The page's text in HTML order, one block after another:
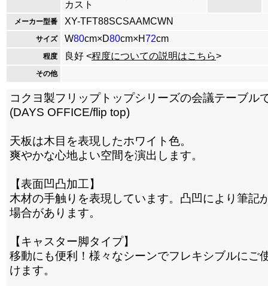
カスト
メーカー型番 XY-TFT88SCSAAMCWN
サイズ W80cm×D80cm×H72cm
程度 良好 <程度についての説明はこちら>
その他
コクヨ製フリップトップシリーズの会議テーブル
(DAYS OFFICE/flip top)
天板は木目を表現したホワイト色。
爽やかな心地よい空間を演出します。
【表面凹凸加工】
木材の手触りを表現しています。凸凹により筆記
場合があります。
【キャスター脚タイプ】
移動にも便利！様々なシーンでフレキシブルにご
けます。